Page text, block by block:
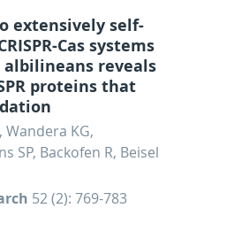
extensively self-
Cas systems
reveals
proteins that
Wandera KG,
SP, Backofen R, Beisel
52 (2): 769-783